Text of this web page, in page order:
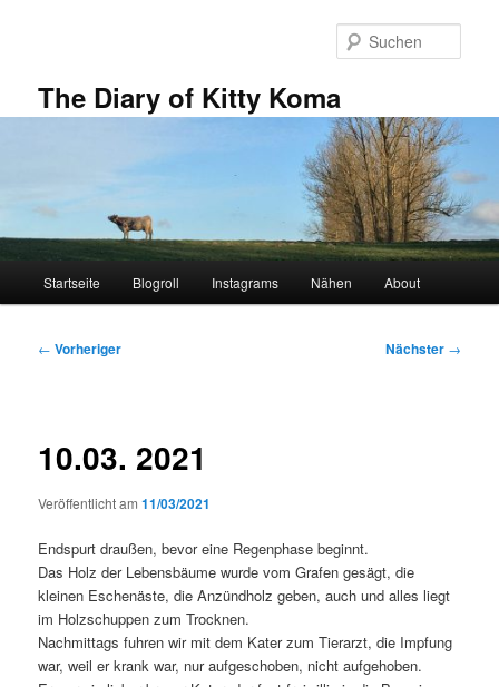
The Diary of Kitty Koma
Startseite Blogroll Instagrams Nähen About
Beitragsnavigation
← Vorheriger Nächster →
10.03. 2021
Veröffentlicht am11/03/2021
Endspurt draußen, bevor eine Regenphase beginnt.
Das Holz der Lebensbäume wurde vom Grafen gesägt, die
kleinen Eschenäste, die Anzündholz geben, auch und alles liegt
im Holzschuppen zum Trocknen.
Nachmittags fuhren wir mit dem Kater zum Tierarzt, die Impfung
war, weil er krank war, nur aufgeschoben, nicht aufgehoben.